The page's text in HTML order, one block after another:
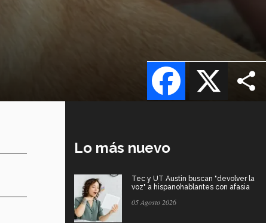
X
Facebook
Lo más nuevo
Tec y UT Austin buscan "devolver la
voz" a hispanohablantes con afasia
05 Agosto 2026